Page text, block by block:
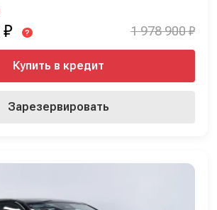
₽ ? 1 978 900 ₽
Купить в кредит
Зарезервировать